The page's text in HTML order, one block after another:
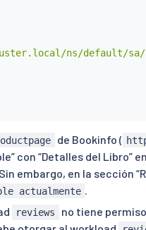
ns/default/
de Bookinfo (
con “Detalles del Libro”
embargo, en la sección
actualmente
reviews no tiene